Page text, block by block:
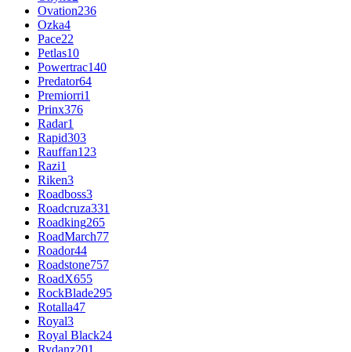
Ovation236
Ozka4
Pace22
Petlas10
Powertrac140
Predator64
Premiorri1
Prinx376
Radar1
Rapid303
Rauffan123
Razi1
Riken3
Roadboss3
Roadcruza331
Roadking265
RoadMarch77
Roador44
Roadstone757
RoadX655
RockBlade295
Rotalla47
Royal3
Royal Black24
Rydanz201